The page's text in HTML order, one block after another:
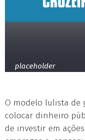
placeholder
O modelo lulista de
colocar dinheiro
de investir em